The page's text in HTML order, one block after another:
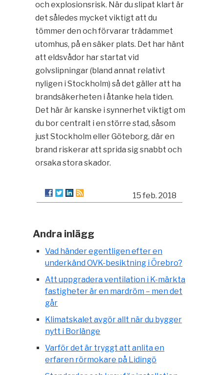
och explosionsrisk. När du slipat klart är
det således mycket viktigt att du
tömmer den och förvarar trädammet
utomhus, på en säker plats. Det har hänt
att eldsvådor har startat vid
golvslipningar (bland annat relativt
nyligen i Stockholm) så det gäller att ha
brandsäkerheten i åtanke hela tiden.
Det här är kanske i synnerhet viktigt om
du bor centralt i en större stad, såsom
just Stockholm eller Göteborg, där en
brand riskerar att sprida sig snabbt och
orsaka stora skador.
15 feb. 2018
Andra inlägg
Vad händer egentligen efter en
underkänd OVK-besiktning i Örebro?
Att uppgradera ventilation i K-märkta
fastigheter är en mardröm – men det
går
Klimatskalet avgör allt när du bygger
nytt i Borlänge
Varför det är tryggt att anlita en
erfaren rörmokare på Lidingö